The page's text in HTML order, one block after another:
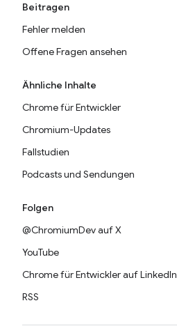
Beitragen
Fehler melden
Offene Fragen ansehen
Ähnliche Inhalte
Chrome für Entwickler
Chromium-Updates
Fallstudien
Podcasts und Sendungen
Folgen
@ChromiumDev auf X
YouTube
Chrome für Entwickler auf LinkedIn
RSS